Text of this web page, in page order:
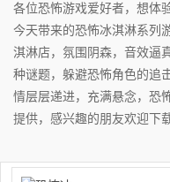
各位恐怖游戏爱好者，想体
今天带来的恐怖冰淇淋系列
淇淋店，氛围阴森，音效逼
种谜题，躲避恐怖角色的追
情层层递进，充满悬念，恐
提供，感兴趣的朋友欢迎下